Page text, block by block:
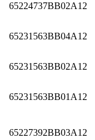
65224737BB02A12
65231563BB04A12
65231563BB02A12
65231563BB01A12
65227392BB03A12